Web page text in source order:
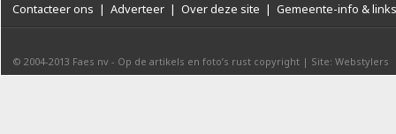
Contacteer ons | Adverteer | Over deze site | Gemeente-info & links
© 2004-2013 Faes nv - Op de artikels en foto’s rust copyright | Site: Webstylers